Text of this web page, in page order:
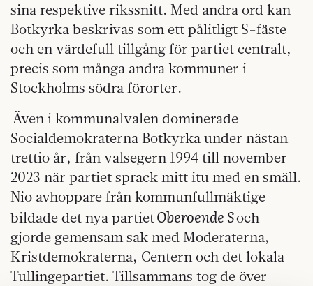
sina respektive rikssnitt. Med andra ord kan
Botkyrka beskrivas som ett pålitligt S-fäste
och en värdefull tillgång för partiet centralt,
precis som många andra kommuner i
Stockholms södra förorter.
Även i kommunalvalen dominerade
Socialdemokraterna Botkyrka under nästan
trettio år, från valsegern 1994 till november
2023 när partiet sprack mitt itu med en smäll.
Nio avhoppare från kommunfullmäktige
bildade det nya partietOberoende Soch
gjorde gemensam sak med Moderaterna,
Kristdemokraterna, Centern och det lokala
Tullingepartiet. Tillsammans tog de över